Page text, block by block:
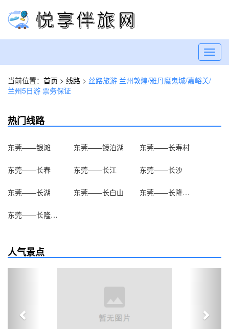
当前位置： 首页 > 线路 > 丝路旅游 兰州敦煌/雅丹魔鬼城/嘉峪关/
兰州5日游 票务保证
热门线路
东莞——银滩 东莞——镜泊湖 东莞——长寿村
东莞——长春 东莞——长江 东莞——长沙
东莞——长湖 东莞——长白山 东莞——长隆欢乐世界
东莞——长隆水上乐园
人气景点